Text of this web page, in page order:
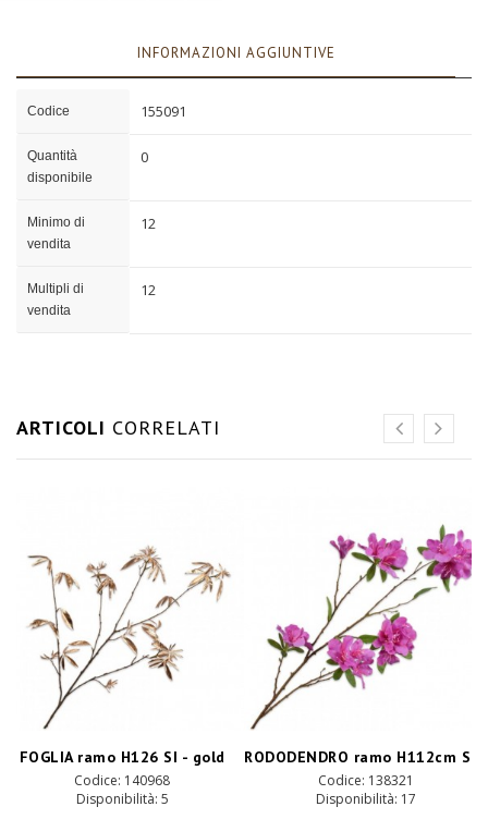
INFORMAZIONI AGGIUNTIVE
Codice 155091
Quantità
disponibile
0
Minimo di
vendita
12
Multipli di
vendita
12
ARTICOLI CORRELATI
FOGLIA ramo H126 SI - gold
Codice: 140968
Disponibilità: 5
Codice: 138321
Disponibilità: 17